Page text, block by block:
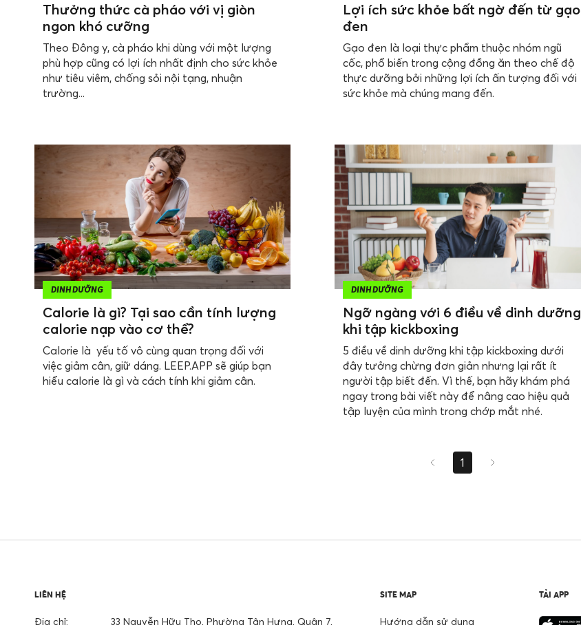
Thưởng thức cà pháo với vị giòn
ngon khó cưỡng
Theo Đông y, cà pháo khi dùng với một lượng
phù hợp cũng có lợi ích nhất định cho sức khỏe
như tiêu viêm, chống sỏi nội tạng, nhuận
trường...
Lợi ích sức khỏe bất ngờ đến từ gạo
đen
Gạo đen là loại thực phẩm thuộc nhóm ngũ
cốc, phổ biến trong cộng đồng ăn theo chế độ
thực dưỡng bởi những lợi ích ấn tượng đối với
sức khỏe mà chúng mang đến.
DINH DƯỠNG
Calorie là gì? Tại sao cần tính lượng
calorie nạp vào cơ thể?
Calorie là yếu tố vô cùng quan trọng đối với
việc giảm cân, giữ dáng. LEEP.APP sẽ giúp bạn
hiểu calorie là gì và cách tính khi giảm cân.
DINH DƯỠNG
Ngỡ ngàng với 6 điều về dinh dưỡng
khi tập kickboxing
5 điều về dinh dưỡng khi tập kickboxing dưới
đây tưởng chừng đơn giản nhưng lại rất ít
người tập biết đến. Vì thế, bạn hãy khám phá
ngay trong bài viết này để nâng cao hiệu quả
tập luyện của mình trong chớp mắt nhé.
1
LIÊN HỆ
Địa chỉ: 33 Nguyễn Hữu Thọ, Phường Tân Hưng, Quận 7,
SITE MAP
Hướng dẫn sử dụng
TẢI APP